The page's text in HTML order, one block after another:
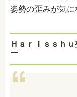
姿勢の歪みが気に
Ｈａｒｉｓｓｈ
ー